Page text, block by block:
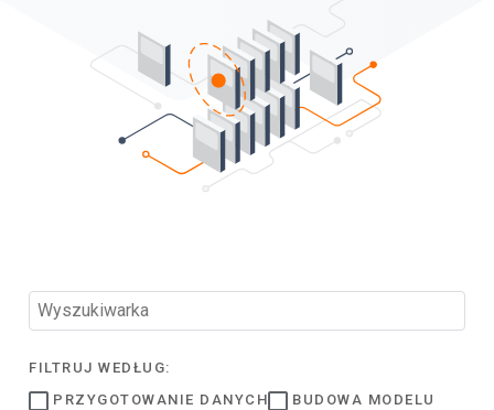
FILTRUJ WEDŁUG:
PRZYGOTOWANIE DANYCH
BUDOWA MODELU